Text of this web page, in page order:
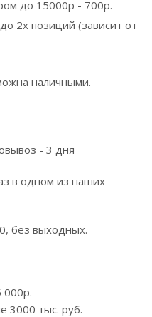
до 15000р - 700р.
2х позиций (зависит от
наличными.
- 3 дня
в одном из наших
без выходных.
000р.
3000 тыс. руб.